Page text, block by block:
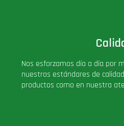
Nos esforzamos día a día por
nuestros estándares de
productos como en nuestra